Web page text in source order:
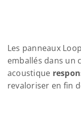
Les panneaux
emballés dans un
acoustique
revaloriser en fin